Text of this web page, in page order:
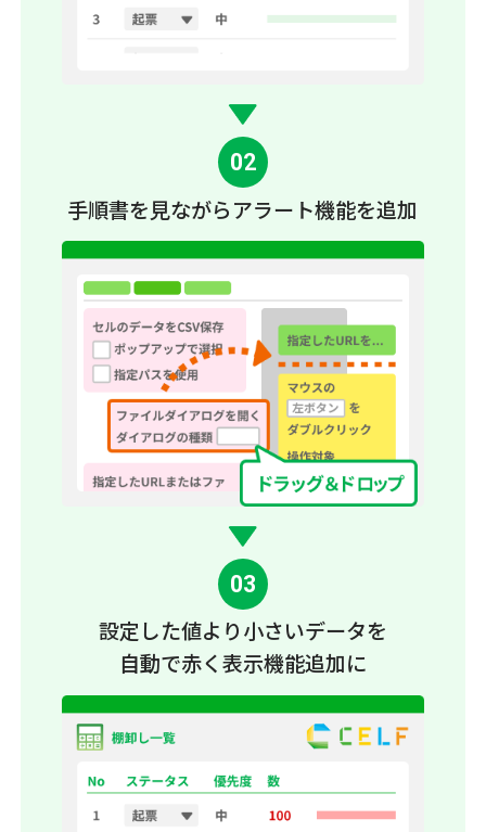
02
手順書を見ながらアラート機能を追加
03
設定した値より小さいデータを
自動で赤く表示機能追加に